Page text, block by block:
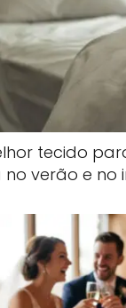
tecido
verão e no